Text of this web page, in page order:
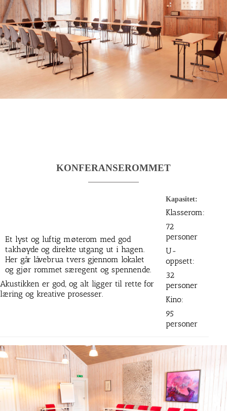
KONFERANSEROMMET
Et lyst og luftig møterom med god
takhøyde og direkte utgang ut i hagen.
Her går låvebrua tvers gjennom lokalet
og gjør rommet særegent og spennende.
Akustikken er god, og alt ligger til rette for
læring og kreative prosesser.
Kapasitet:
Klasserom:
72
personer
U-
oppsett:
32
personer
Kino:
95
personer